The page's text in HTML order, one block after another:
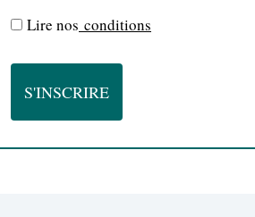
Lire nos conditions